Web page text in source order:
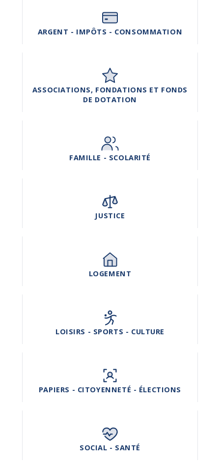
ARGENT - IMPÔTS - CONSOMMATION
ASSOCIATIONS, FONDATIONS ET FONDS
DE DOTATION
FAMILLE - SCOLARITÉ
JUSTICE
LOGEMENT
LOISIRS - SPORTS - CULTURE
PAPIERS - CITOYENNETÉ - ÉLECTIONS
SOCIAL - SANTÉ